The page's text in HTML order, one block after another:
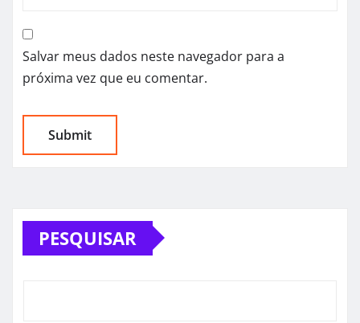
Salvar meus dados neste navegador para a
próxima vez que eu comentar.
PESQUISAR